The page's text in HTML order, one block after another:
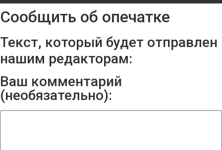
Сообщить об опечатке
Текст, который будет отправлен
нашим редакторам:
Ваш комментарий
(необязательно):